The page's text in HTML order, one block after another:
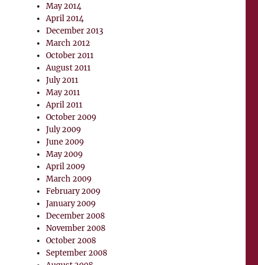
May 2014
April 2014
December 2013
March 2012
October 2011
August 2011
July 2011
May 2011
April 2011
October 2009
July 2009
June 2009
May 2009
April 2009
March 2009
February 2009
January 2009
December 2008
November 2008
October 2008
September 2008